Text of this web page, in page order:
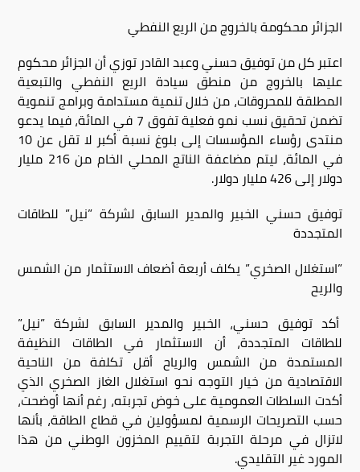
الجزائر محكومة بالخروج من الريع النفطي
اعتبر كل من توفيق حسني وعبد القادر توزي أن الجزائر محكوم
عليها بالخروج من منطق سيادة الريع النفطي والتبعية
المطلقة للمحروقات، من خلال تنمية مستدامة وبرامج تنموية
تضمن تحقيق نسب نمو فعلية تفوق 7 في المائة، فيما يدعو
منتدى رؤساء المؤسسات إلى بلوغ نسبة أكبر لا تقل عن 10
في المائة، ليتم مضاعفة الناتج المحلي الخام من 216 مليار
دولار إلى 426 مليار دولار.
توفيق حسني الخبير والمدير السابق لشركة ”نيل” للطاقات
المتجددة
”استغلال الصخري” يكلف أربعة أضعاف الاستثمار من الشمس
والريح
أكد توفيق حسني، الخبير والمدير السابق لشركة ”نيل”
للطاقات المتجددة، أن الاستثمار في الطاقات النظيفة
المستمدة من الشمس والرياح أقل تكلفة من الناحية
الاقتصادية من خيار التوجه نحو استغلال الغاز الصخري الذي
أكدت السلطات العمومية على خوض تجربته، رغم أنها أوضحت،
حسب التصريحات الرسمية لمسؤولين في قطاع الطاقة، بأنها
لاتزال في مرحلة التجربة لتقييم المخزون الوطني من هذا
المورد غير التقليدي.